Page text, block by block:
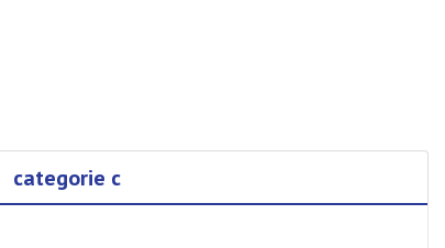
categorie c